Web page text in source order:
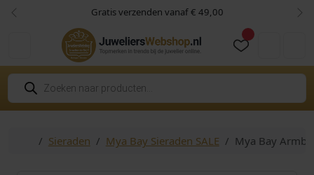
Skip to content
Skip to footer Gratis verzenden vanaf € 49,00
Vorige
P
o
d
HomeSieraden Mya Bay Sieraden SALE Mya Bay